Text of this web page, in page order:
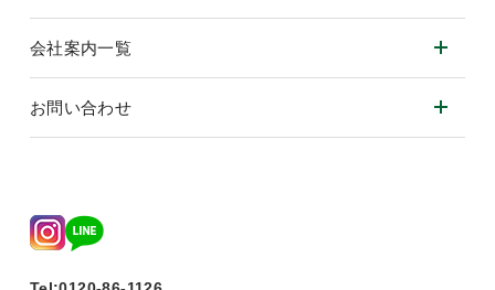
会社案内一覧
お問い合わせ